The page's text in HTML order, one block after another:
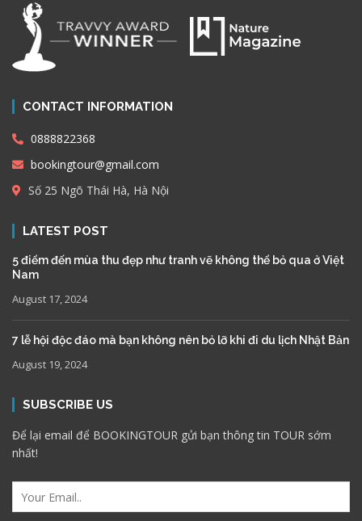
CONTACT INFORMATION
0888822368
bookingtour@gmail.com
Số 25 Ngõ Thái Hà, Hà Nội
LATEST POST
5 điểm đến mùa thu đẹp như tranh vẽ không thể bỏ qua ở Việt
Nam
August 17, 2024
7 lễ hội độc đáo mà bạn không nên bỏ lỡ khi đi du lịch Nhật Bản
August 19, 2024
SUBSCRIBE US
Để lại email để BOOKINGTOUR gửi bạn thông tin TOUR sớm
nhất!